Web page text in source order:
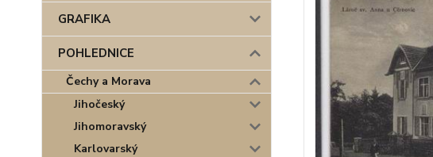
GRAFIKA
POHLEDNICE
Čechy a Morava
Jihočeský
Jihomoravský
Karlovarský